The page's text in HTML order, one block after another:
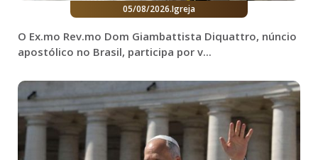
05/08/2026.Igreja
O Ex.mo Rev.mo Dom Giambattista Diquattro, núncio
apostólico no Brasil, participa por v...